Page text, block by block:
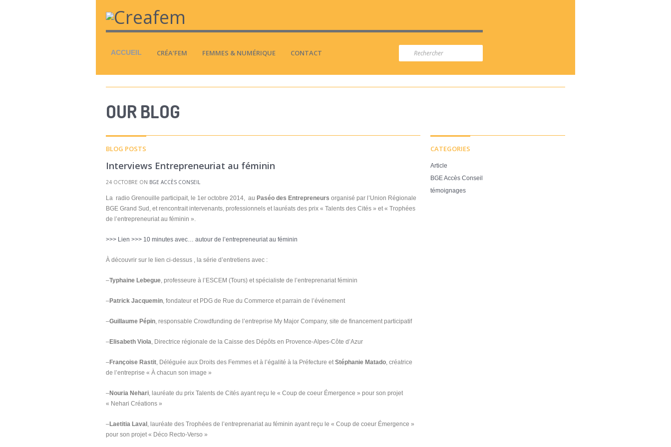
ACCUEIL CRÉA’FEM FEMMES & NUMÉRIQUE CONTACT
OUR BLOG
BLOG POSTS
Interviews Entrepreneuriat au féminin
24 OCTOBRE ON BGE ACCÈS CONSEIL
La radio Grenouille participait, le 1er octobre 2014, au Paséo des Entrepreneurs organisé par l’Union Régionale
BGE Grand Sud, et rencontrait intervenants, professionnels et lauréats des prix « Talents des Cités » et « Trophées
de l’entrepreneuriat au féminin ».
>>> Lien >>> 10 minutes avec… autour de l’entrepreneuriat au féminin
À découvrir sur le lien ci-dessus , la série d’entretiens avec :
–Typhaine Lebegue, professeure à l’ESCEM (Tours) et spécialiste de l’entreprenariat féminin
–Patrick Jacquemin, fondateur et PDG de Rue du Commerce et parrain de l’événement
–Guillaume Pépin, responsable Crowdfunding de l’entreprise My Major Company, site de financement participatif
–Elisabeth Viola, Directrice régionale de la Caisse des Dépôts en Provence-Alpes-Côte d’Azur
–Françoise Rastit, Déléguée aux Droits des Femmes et à l’égalité à la Préfecture etStéphanie Matado, créatrice
de l’entreprise « À chacun son image »
–Nouria Nehari, lauréate du prix Talents de Cités ayant reçu le « Coup de coeur Émergence » pour son projet
« Nehari Créations »
–Laetitia Laval , lauréate des Trophées de l’entreprenariat au féminin ayant reçu le « Coup de coeur Émergence »
pour son projet « Déco Recto-Verso »
CATEGORIES
Article
BGE Accès Conseil
témoignages